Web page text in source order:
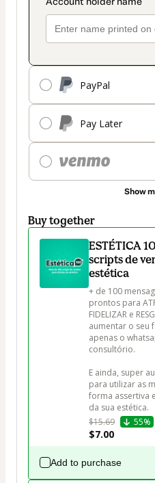
PayPal
Pay Later
Show
Buy together
ESTÉTICA
scripts de
estética
+ de 100
prontos para
FIDELIZAR e
aumentar o seu
apenas o
consultório.
E ainda, super
para utilizar as
forma assertiva
da sua estética.
$15.69
55%
$7.00
Add to purchase